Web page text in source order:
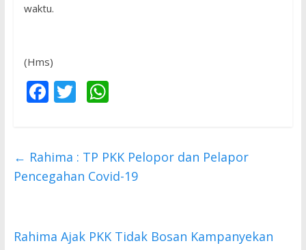
waktu.
(Hms)
F
b
o
T
er
W
s
A
← Rahima : TP PKK Pelopor dan Pelapor
Pencegahan Covid-19
Rahima Ajak PKK Tidak Bosan Kampanyekan